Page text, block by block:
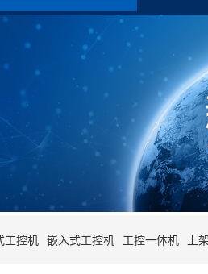
工控机 嵌入式工控机 工控一体机 上